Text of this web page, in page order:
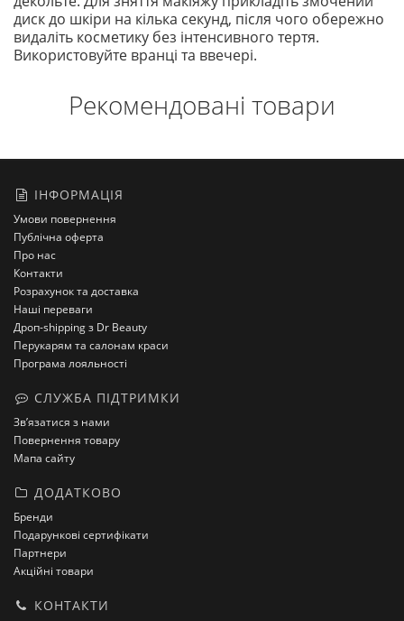
диск до шкіри на кілька секунд, після чого обережно
видаліть косметику без інтенсивного тертя.
Використовуйте вранці та ввечері.
Рекомендовані товари
ІНФОРМАЦІЯ
Умови повернення
Публічна оферта
Про нас
Контакти
Розрахунок та доставка
Наші переваги
Дроп-shipping з Dr Beauty
Перукарям та салонам краси
Програма лояльності
СЛУЖБА ПІДТРИМКИ
Зв’язатися з нами
Повернення товару
Мапа сайту
ДОДАТКОВО
Бренди
Подарункові сертифікати
Партнери
Акційні товари
КОНТАКТИ